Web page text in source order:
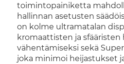
toimintopainiketta
hallinnan asetusten
on kolme ultramatalan
kromaattisten ja sfääristen
vähentämiseksi sekä
joka minimoi heijastukset